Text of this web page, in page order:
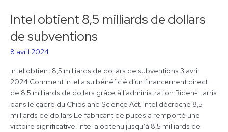
Intel obtient 8,5 milliards de dollars
de subventions
8 avril 2024
Intel obtient 8,5 milliards de dollars de subventions 3 avril
2024 Comment Intel a su bénéficié d’un financement direct
de 8,5 milliards de dollars grâce à l’administration Biden-Harris
dans le cadre du Chips and Science Act. Intel décroche 8,5
milliards de dollars Le fabricant de puces a remporté une
victoire significative. Intel a obtenu jusqu’à 8,5 milliards de
Intel
8,5
milliards
dollars
de
subventions